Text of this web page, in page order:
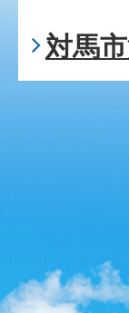
対馬